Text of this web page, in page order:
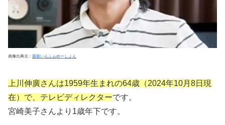
画像出典元： 最新いんふぉめーしょん
上川伸廣さんは1959年生まれの64歳（2024年10月8日現
在）で、テレビディレクターです。
宮崎美子さんより1歳年下です。